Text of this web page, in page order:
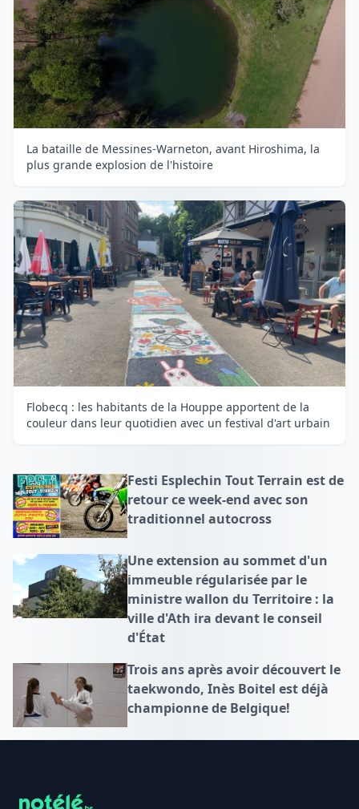
La bataille de Messines-Warneton, avant Hiroshima, la
plus grande explosion de l'histoire
Flobecq : les habitants de la Houppe apportent de la
couleur dans leur quotidien avec un festival d'art urbain
Festi Esplechin Tout Terrain est de
retour ce week-end avec son
traditionnel autocross
Une extension au sommet d'un
immeuble régularisée par le
ministre wallon du Territoire : la
ville d'Ath ira devant le conseil
d'État
Trois ans après avoir découvert le
taekwondo, Inès Boitel est déjà
championne de Belgique!